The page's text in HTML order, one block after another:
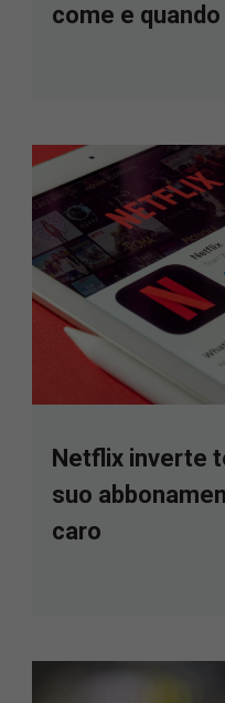
come e quando
Netflix inverte
suo
caro